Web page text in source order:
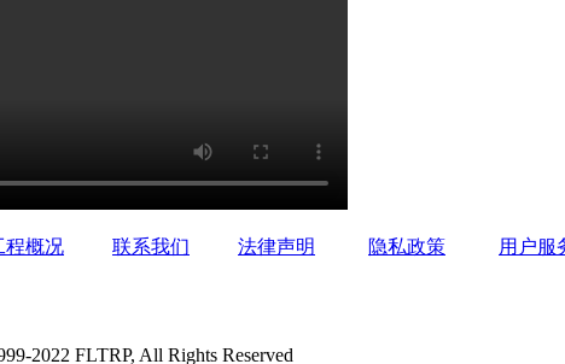
程概况 联系我们 法律声明 隐私政策 用户服
2022 FLTRP, All Rights Reserved